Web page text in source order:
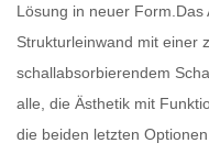
Lösung in neuer Form.Das
Strukturleinwand mit einer
schallabsorbierendem
alle, die Ästhetik mit
die beiden letzten